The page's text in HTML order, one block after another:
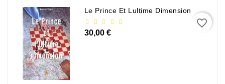
Le Prince Et Lultime Dimension
30,00 €
favorite_border